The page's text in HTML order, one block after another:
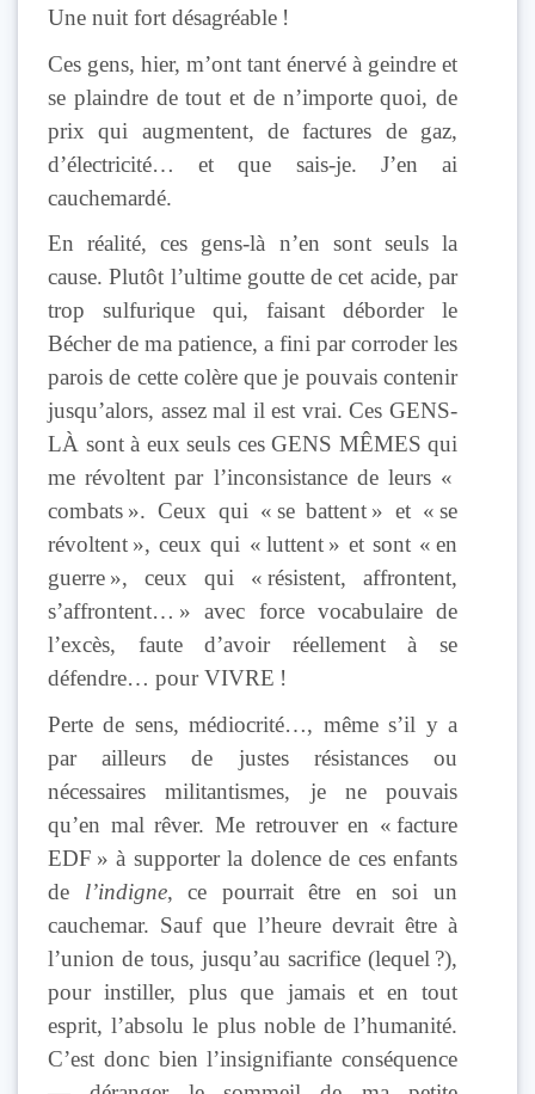
Une nuit fort désagréable !
Ces gens, hier, m’ont tant énervé à geindre et
se plaindre de tout et de n’importe quoi, de
prix qui augmentent, de factures de gaz,
d’électricité… et que sais-je. J’en ai
cauchemardé.
En réalité, ces gens-là n’en sont seuls la
cause. Plutôt l’ultime goutte de cet acide, par
trop sulfurique qui, faisant déborder le
Bécher de ma patience, a fini par corroder les
parois de cette colère que je pouvais contenir
jusqu’alors, assez mal il est vrai. Ces GENS-
LÀ sont à eux seuls ces GENS MÊMES qui
me révoltent par l’inconsistance de leurs «
combats ». Ceux qui « se battent » et « se
révoltent », ceux qui « luttent » et sont « en
guerre », ceux qui « résistent, affrontent,
s’affrontent… » avec force vocabulaire de
l’excès, faute d’avoir réellement à se
défendre… pour VIVRE !
Perte de sens, médiocrité…, même s’il y a
par ailleurs de justes résistances ou
nécessaires militantismes, je ne pouvais
qu’en mal rêver. Me retrouver en « facture
EDF » à supporter la dolence de ces enfants
de l’indigne, ce pourrait être en soi un
cauchemar. Sauf que l’heure devrait être à
l’union de tous, jusqu’au sacrifice (lequel ?),
pour instiller, plus que jamais et en tout
esprit, l’absolu le plus noble de l’humanité.
C’est donc bien l’insignifiante conséquence